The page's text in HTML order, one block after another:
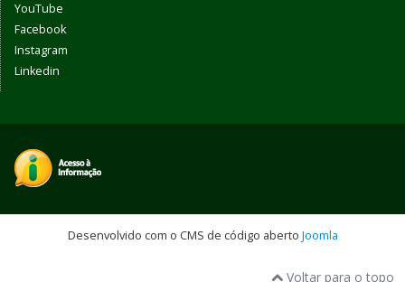
YouTube
Facebook
Instagram
Linkedin
Desenvolvido com o CMS de código aberto Joomla
Voltar para o topo